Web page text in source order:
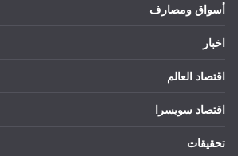
أسواق ومصارف
اخبار
اقتصاد العالم
اقتصاد سويسرا
تحقيقات